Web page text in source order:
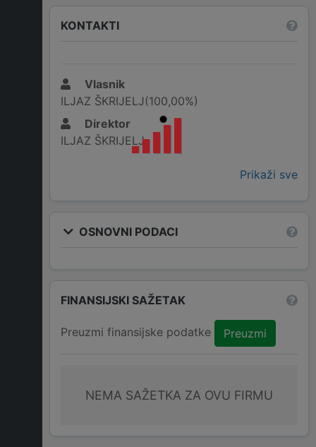
KONTAKTI
Vlasnik
ILJAZ ŠKRIJELJ(100,00%)
Direktor
ILJAZ ŠKRIJELJ
Prikaži sve
OSNOVNI PODACI
FINANSIJSKI SAŽETAK
Preuzmi finansijske podatke Preuzmi
NEMA SAŽETKA ZA OVU FIRMU